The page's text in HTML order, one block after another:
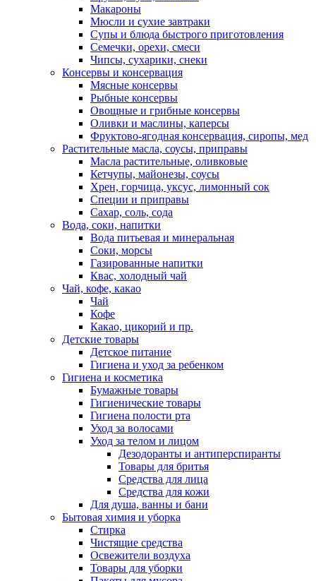
Макароны
Мюсли и сухие завтраки
Супы и блюда быстрого приготовления
Семечки, орехи, смеси
Чипсы, сухарики, снеки
Консервы и консервация
Мясные консервы
Рыбные консервы
Овощные и грибные консервы
Оливки и маслины, каперсы
Фруктово-ягодная консервация, сиропы, мед
Растительные масла, соусы, приправы
Масла растительные, оливковые
Кетчупы, майонезы, соусы
Хрен, горчица, уксус, лимонный сок
Специи и приправы
Сахар, соль, сода
Вода, соки, напитки
Вода питьевая и минеральная
Соки, морсы
Газированные напитки
Квас, холодный чай
Чай, кофе, какао
Чай
Кофе
Какао, цикорий и пр.
Детские товары
Детское питание
Гигиена и уход за ребенком
Гигиена и косметика
Бумажные товары
Гигиенические товары
Гигиена полости рта
Уход за волосами
Уход за телом и лицом
Дезодоранты и антиперспиранты
Товары для бритья
Средства для лица
Средства для кожи
Для душа, ванны и бани
Бытовая химия и уборка
Стирка
Чистящие средства
Освежители воздуха
Товары для уборки